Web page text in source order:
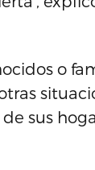
o
sus